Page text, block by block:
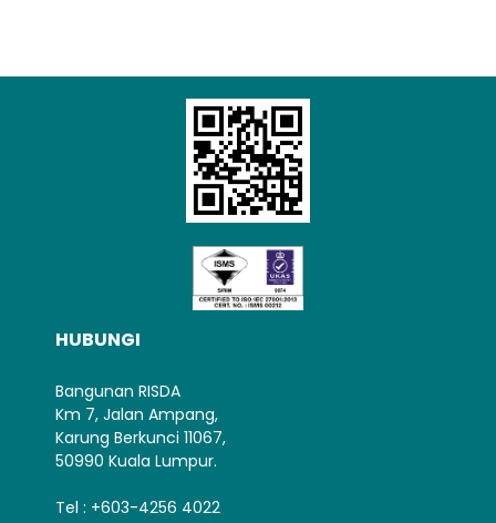
HUBUNGI
Bangunan RISDA
Km 7, Jalan Ampang,
Karung Berkunci 11067,
50990 Kuala Lumpur.
Tel : +603-4256 4022